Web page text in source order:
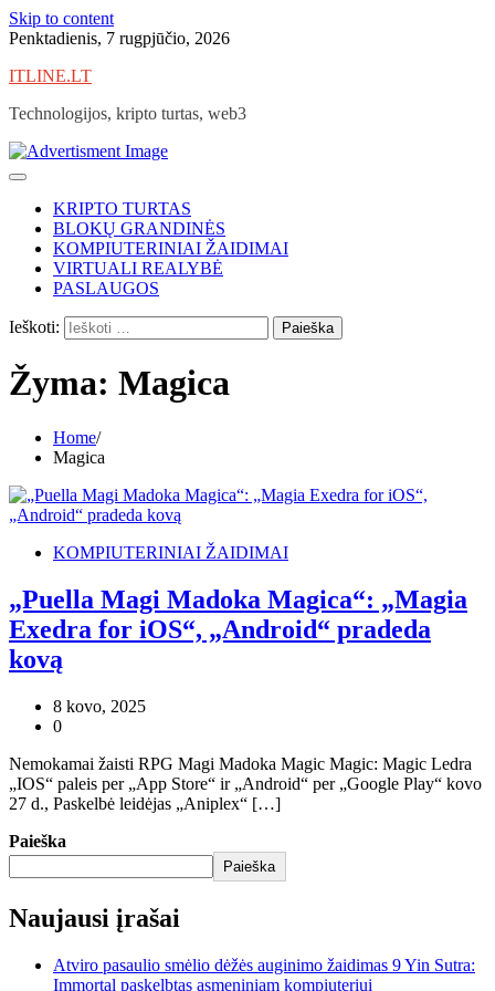
Skip to content
Penktadienis, 7 rugpjūčio, 2026
ITLINE.LT
Technologijos, kripto turtas, web3
KRIPTO TURTAS
BLOKŲ GRANDINĖS
KOMPIUTERINIAI ŽAIDIMAI
VIRTUALI REALYBĖ
PASLAUGOS
Ieškoti:
Žyma: Magica
Home
Magica
KOMPIUTERINIAI ŽAIDIMAI
„Puella Magi Madoka Magica“: „Magia
Exedra for iOS“, „Android“ pradeda
kovą
8 kovo, 2025
0
Nemokamai žaisti RPG Magi Madoka Magic Magic: Magic Ledra
„IOS“ paleis per „App Store“ ir „Android“ per „Google Play“ kovo
27 d., Paskelbė leidėjas „Aniplex“ […]
Paieška
Paieška
Naujausi įrašai
Atviro pasaulio smėlio dėžės auginimo žaidimas 9 Yin Sutra:
Immortal paskelbtas asmeniniam kompiuteriui